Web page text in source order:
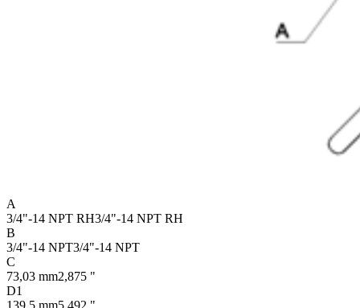
A
3/4"-14 NPT RH3/4"-14 NPT RH
B
3/4"-14 NPT3/4"-14 NPT
C
73,03 mm2,875 "
D1